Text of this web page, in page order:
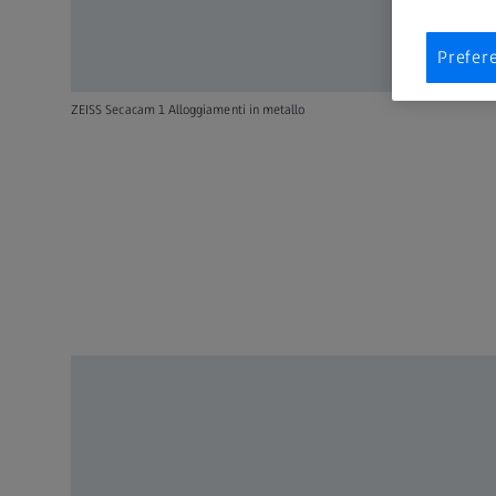
ZEISS Secacam 1 Alloggiamenti in metallo